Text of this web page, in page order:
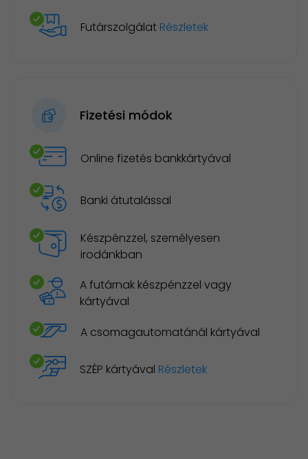
Futárszolgálat Részletek
Fizetési módok
Online fizetés bankkártyával
Banki átutalással
Készpénzzel, személyesen
irodánkban
A futárnak készpénzzel vagy
kártyával
A csomagautomatánál kártyával
SZÉP kártyával Részletek